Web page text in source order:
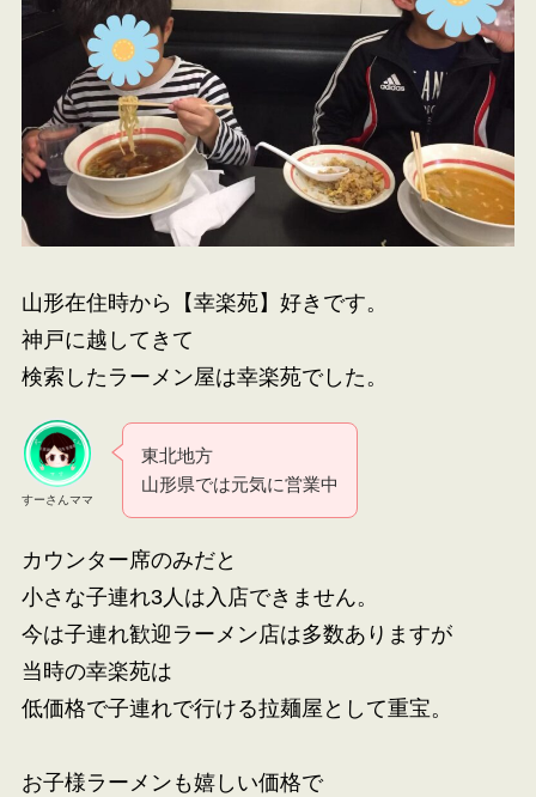
山形在住時から【幸楽苑】好きです。
神戸に越してきて
検索したラーメン屋は幸楽苑でした。
すーさんママ
東北地方
山形県では元気に営業中
カウンター席のみだと
小さな子連れ3人は入店できません。
今は子連れ歓迎ラーメン店は多数ありますが
当時の幸楽苑は
低価格で子連れで行ける拉麺屋として重宝。
お子様ラーメンも嬉しい価格で